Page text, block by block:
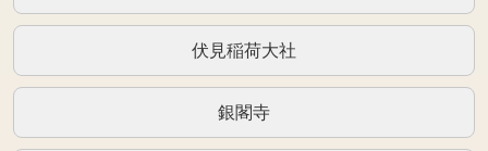
伏見稲荷大社
銀閣寺